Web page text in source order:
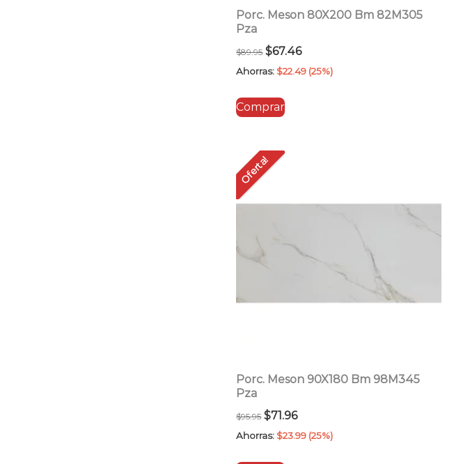
Porc. Meson 80X200 Bm 82M305
Pza
$89.95 El
precio
era:
$67.46El
precio
Ahorras: $22.49 (25%)
Comprar
Oferta!
Porc. Meson 90X180 Bm 98M345
Pza
$95.95 El
precio
$71.96El
precio
Ahorras: $23.99 (25%)